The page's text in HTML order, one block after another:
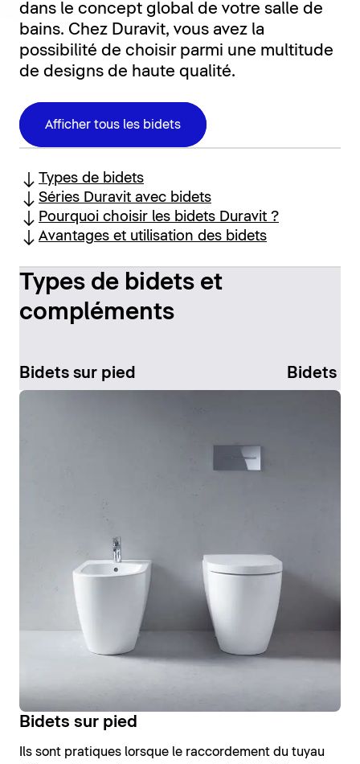
dans le concept global de votre salle de
bains. Chez Duravit, vous avez la
possibilité de choisir parmi une multitude
de designs de haute qualité.
Afficher tous les bidets
Types de bidets
Séries Duravit avec bidets
Pourquoi choisir les bidets Duravit ?
Avantages et utilisation des bidets
Types de bidets et
compléments
Bidets sur pied Bidets
Bidets sur pied
Ils sont pratiques lorsque le raccordement du tuyau